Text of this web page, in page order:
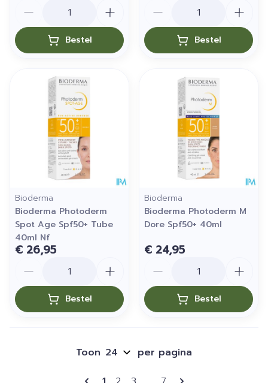
Bestel Bestel
Bioderma
Bioderma Photoderm
Spot Age Spf50+ Tube
40ml Nf
€ 26,95
Bestel
Bioderma
Bioderma Photoderm M
Dore Spf50+ 40ml
€ 24,95
Bestel
Pagina's
U lees momenteel pagina
Toon per pagina